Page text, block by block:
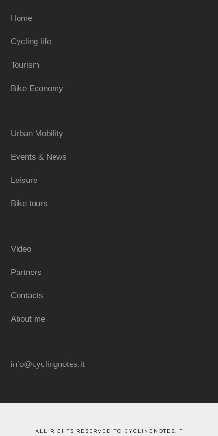
Home
Cycling life
Tourism
Bike Economy
Urban Mobility
Events & News
Leisure
Bike tours
Video
Partners
Contacts
About me
info@cyclingnotes.it
ALL RIGHTS RESERVED TO CYCLINGNOTES.IT